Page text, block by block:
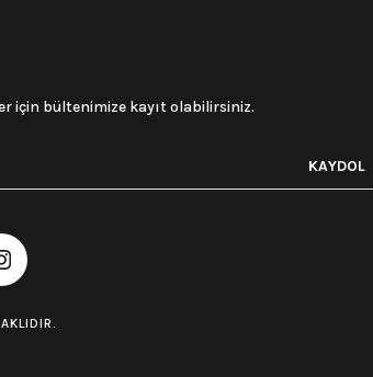
için bültenimize kayıt olabilirsiniz.
KAYDOL